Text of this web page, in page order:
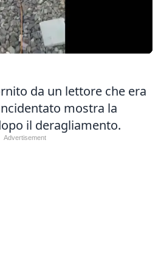
da un lettore che era
mostra la
il deragliamento.